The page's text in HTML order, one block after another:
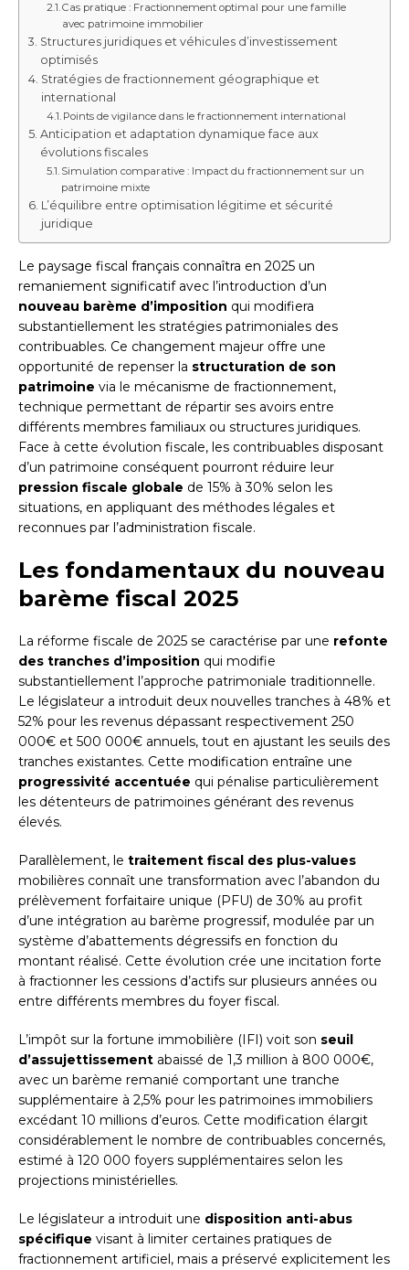
Cas pratique : Fractionnement optimal pour une famille
avec patrimoine immobilier
Structures juridiques et véhicules d’investissement
optimisés
Stratégies de fractionnement géographique et
international
Points de vigilance dans le fractionnement international
Anticipation et adaptation dynamique face aux
évolutions fiscales
Simulation comparative : Impact du fractionnement sur un
patrimoine mixte
L’équilibre entre optimisation légitime et sécurité
juridique
Le paysage fiscal français connaîtra en 2025 un
remaniement significatif avec l’introduction d’un
nouveau barème d’imposition qui modifiera
substantiellement les stratégies patrimoniales des
contribuables. Ce changement majeur offre une
opportunité de repenser la structuration de son
patrimoine via le mécanisme de fractionnement,
technique permettant de répartir ses avoirs entre
différents membres familiaux ou structures juridiques.
Face à cette évolution fiscale, les contribuables disposant
d’un patrimoine conséquent pourront réduire leur
pression fiscale globale de 15% à 30% selon les
situations, en appliquant des méthodes légales et
reconnues par l’administration fiscale.
Les fondamentaux du nouveau
barème fiscal 2025
La réforme fiscale de 2025 se caractérise par une refonte
des tranches d’imposition qui modifie
substantiellement l’approche patrimoniale traditionnelle.
Le législateur a introduit deux nouvelles tranches à 48% et
52% pour les revenus dépassant respectivement 250
000€ et 500 000€ annuels, tout en ajustant les seuils des
tranches existantes. Cette modification entraîne une
progressivité accentuée qui pénalise particulièrement
les détenteurs de patrimoines générant des revenus
élevés.
Parallèlement, le traitement fiscal des plus-values
mobilières connaît une transformation avec l’abandon du
prélèvement forfaitaire unique (PFU) de 30% au profit
d’une intégration au barème progressif, modulée par un
système d’abattements dégressifs en fonction du
montant réalisé. Cette évolution crée une incitation forte
à fractionner les cessions d’actifs sur plusieurs années ou
entre différents membres du foyer fiscal.
L’impôt sur la fortune immobilière (IFI) voit son seuil
d’assujettissement abaissé de 1,3 million à 800 000€,
avec un barème remanié comportant une tranche
supplémentaire à 2,5% pour les patrimoines immobiliers
excédant 10 millions d’euros. Cette modification élargit
considérablement le nombre de contribuables concernés,
estimé à 120 000 foyers supplémentaires selon les
projections ministérielles.
Le législateur a introduit une disposition anti-abus
spécifique visant à limiter certaines pratiques de
fractionnement artificiel, mais a préservé explicitement les